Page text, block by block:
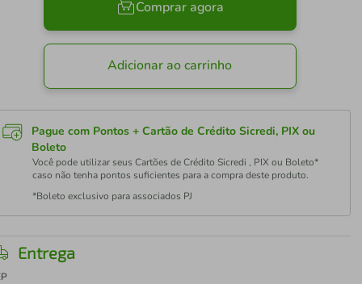
Comprar agora
Adicionar ao carrinho
Pague com Pontos + Cartão de Crédito Sicredi, PIX ou
Boleto
Você pode utilizar seus Cartões de Crédito Sicredi , PIX ou Boleto*
caso não tenha pontos suficientes para a compra deste produto.
*Boleto exclusivo para associados PJ
Entrega